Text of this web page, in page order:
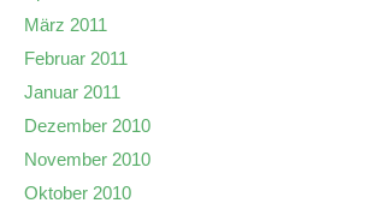
März 2011
Februar 2011
Januar 2011
Dezember 2010
November 2010
Oktober 2010